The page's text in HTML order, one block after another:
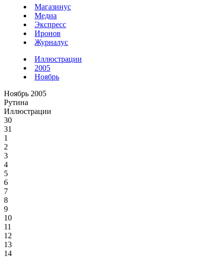
Магазинус
Медиа
Экспресс
Иронов
Журналус
Иллюстрации
2005
Ноябрь
Ноябрь 2005
Рутина
Иллюстрации
30
31
1
2
3
4
5
6
7
8
9
10
11
12
13
14